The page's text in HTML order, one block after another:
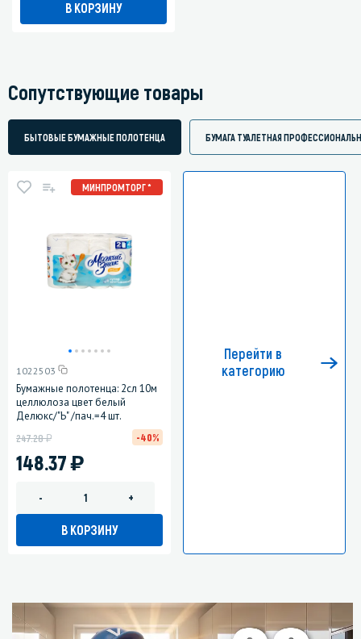
В КОРЗИНУ
Сопутствующие товары
БЫТОВЫЕ БУМАЖНЫЕ ПОЛОТЕНЦА БУМАГА ТУАЛЕТНАЯ
МИНПРОМТОРГ *
1022503
Бумажные полотенца: 2сл 10м
целлюлоза цвет белый
Делюкс/"Ь" /пач.=4 шт.
148.37)
247.28у -40%
- +
В КОРЗИНУ
Перейти в
категорию